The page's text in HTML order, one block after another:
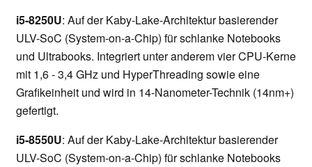
i5-8250U: Auf der Kaby-Lake-Architektur basierender
ULV-SoC (System-on-a-Chip) für schlanke Notebooks
und Ultrabooks. Integriert unter anderem vier CPU-Kerne
mit 1,6 - 3,4 GHz und HyperThreading sowie eine
Grafikeinheit und wird in 14-Nanometer-Technik (14nm+)
gefertigt.
i5-8550U: Auf der Kaby-Lake-Architektur basierender
ULV-SoC (System-on-a-Chip) für schlanke Notebooks